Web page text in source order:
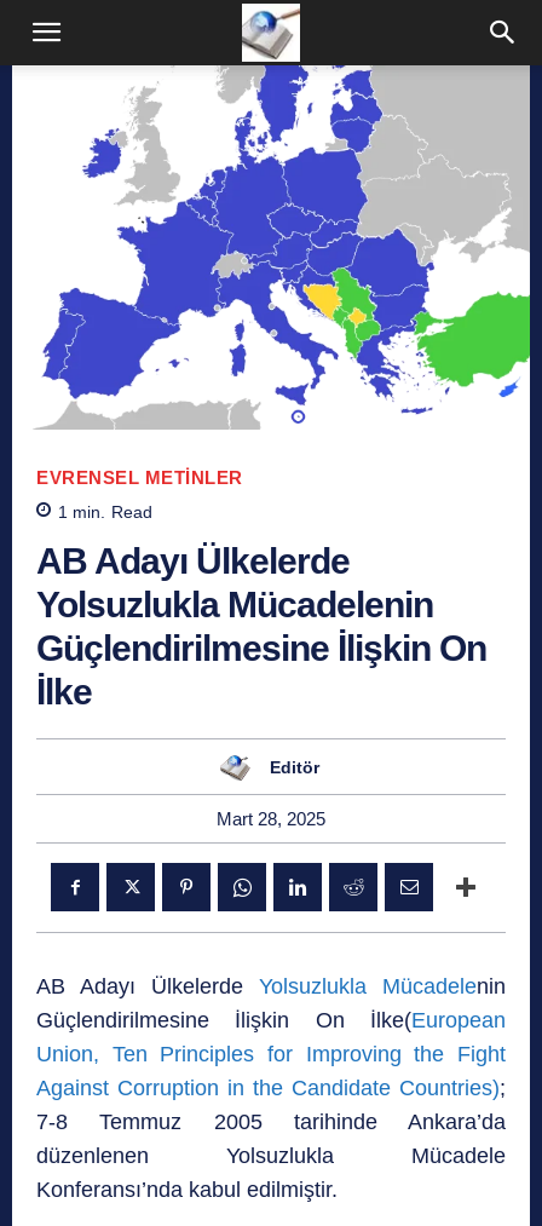
EVRENSEL METINLER
1 min. Read
AB Adayı Ülkelerde
Yolsuzlukla Mücadelenin
Güçlendirilmesine İlişkin On
İlke
Editör
Mart 28, 2025
AB Adayı Ülkelerde Yolsuzlukla Mücadelenin
Güçlendirilmesine İlişkin On İlke(European
Union, Ten Principles for Improving the Fight
Against Corruption in the Candidate Countries);
7-8 Temmuz 2005 tarihinde Ankara’da
düzenlenen Yolsuzlukla Mücadele
Konferansı’nda kabul edilmiştir.